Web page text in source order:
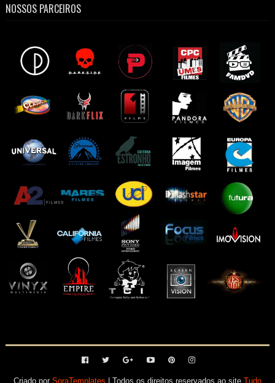
NOSSOS PARCEIROS
Criado por SoraTemplates | Todos os direitos reservados ao site Tudo